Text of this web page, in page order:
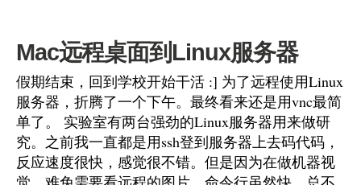
Mac远程桌面到Linux服务器
假期结束，回到学校开始干活 :] 为了远程使用Linux
服务器，折腾了一个下午。最终看来还是用vnc最简
单了。 实验室有两台强劲的Linux服务器用来做研
究。之前我一直都是用ssh登到服务器上去码代码，
反应速度很快，感觉很不错。但是因为在做机器视